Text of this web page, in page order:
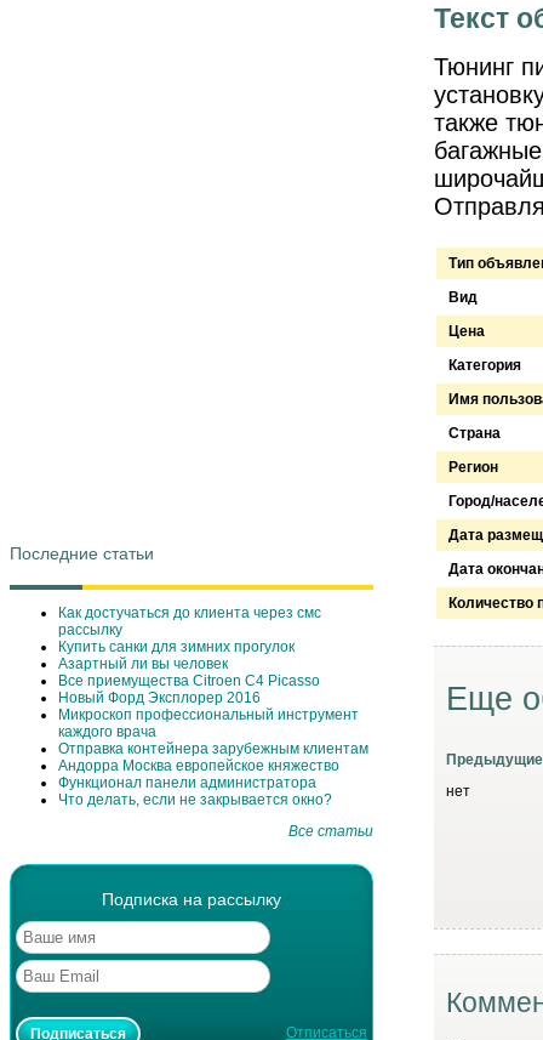
Последние статьи
Как достучаться до клиента через смс
рассылку
Купить санки для зимних прогулок
Азартный ли вы человек
Все приемущества Сitroen C4 Picasso
Новый Форд Эксплорер 2016
Микроскоп профессиональный инструмент
каждого врача
Отправка контейнера зарубежным клиентам
Андорра Москва европейское княжество
Функционал панели администратора
Что делать, если не закрывается окно?
Все статьи
Подписка на рассылку
Отписаться
Текст
Тюнинг
также
Тип
Вид
Цена
Категория
Имя
Страна
Регион
Город/
Дата
Дата
Количество
Еще
Предыдущие
нет